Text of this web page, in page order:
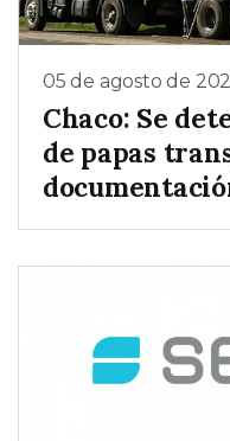
05 de agosto de
Chaco: Se
de papas